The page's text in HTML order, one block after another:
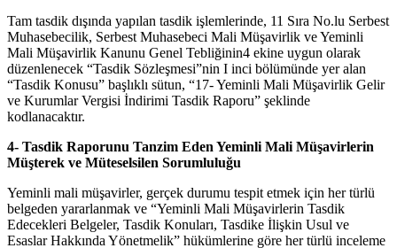
Tam tasdik dışında yapılan tasdik işlemlerinde, 11 Sıra No.lu Serbest
Muhasebecilik, Serbest Muhasebeci Mali Müşavirlik ve Yeminli
Mali Müşavirlik Kanunu Genel Tebliğinin4 ekine uygun olarak
düzenlenecek “Tasdik Sözleşmesi”nin I inci bölümünde yer alan
“Tasdik Konusu” başlıklı sütun, “17- Yeminli Mali Müşavirlik Gelir
ve Kurumlar Vergisi İndirimi Tasdik Raporu” şeklinde
kodlanacaktır.
4- Tasdik Raporunu Tanzim Eden Yeminli Mali Müşavirlerin
Müşterek ve Müteselsilen Sorumluluğu
Yeminli mali müşavirler, gerçek durumu tespit etmek için her türlü
belgeden yararlanmak ve “Yeminli Mali Müşavirlerin Tasdik
Edecekleri Belgeler, Tasdik Konuları, Tasdike İlişkin Usul ve
Esaslar Hakkında Yönetmelik” hükümlerine göre her türlü inceleme